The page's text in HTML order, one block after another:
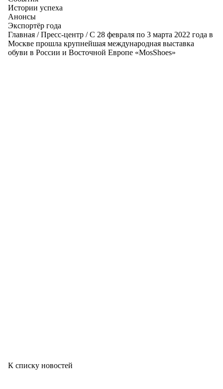
Истории успеха
Анонсы
Экспортёр года
Главная /Пресс-центр /С 28 февраля по 3 марта 2022 года в
Москве прошла крупнейшая международная выставка
обуви в России и Восточной Европе «MosShoes»
К списку новостей